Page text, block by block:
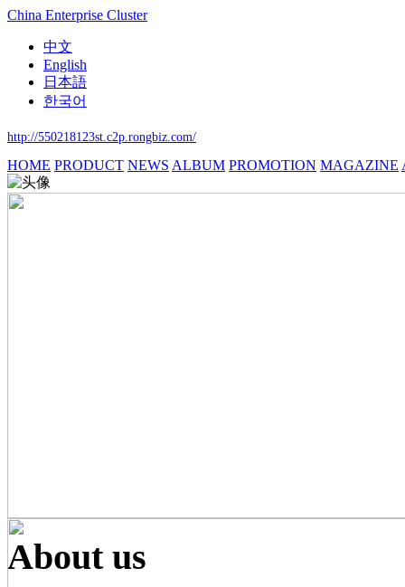
China Enterprise Cluster
中文
English
日本語
한국어
http://550218123st.c2p.rongbiz.com/
HOME PRODUCT NEWS ALBUM PROMOTION MAGAZINE
About us